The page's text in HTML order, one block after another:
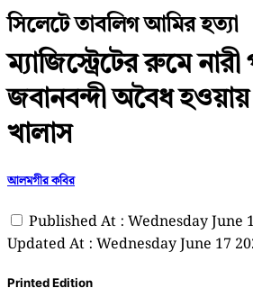
সিলেটে তাবলিগ আমির হত্যা
ম্যাজিস্ট্রেটের রুমে
জবানবন্দী অবৈধ
খালাস
আলমগীর কবির
Published At : Wednesday June
Updated At : Wednesday June 17
Printed Edition